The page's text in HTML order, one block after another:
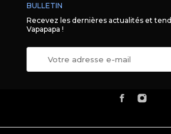
BULLETIN
Recevez les dernières actualités et
Vapapapa !